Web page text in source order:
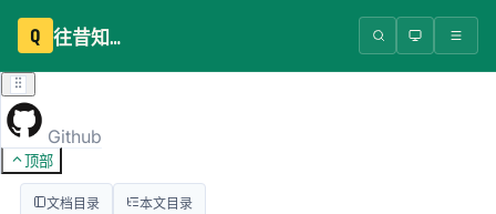
Q 往昔知识库
Github
顶部
文档目录 本文目录